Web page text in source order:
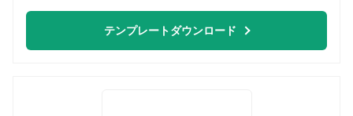
テンプレートダウンロード